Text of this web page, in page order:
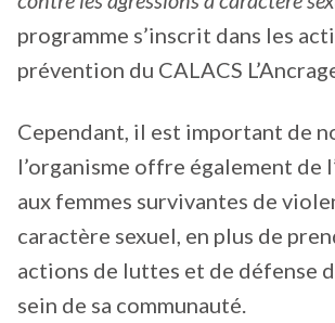
programme s’inscrit dans les
prévention du CALACS
Cependant, il est important de
l’organisme offre également de
aux femmes survivantes de
caractère sexuel, en plus de
actions de luttes et de défense
sein de sa communauté.